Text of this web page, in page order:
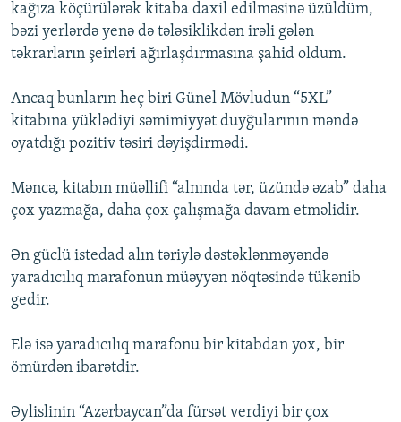
kağıza köçürülərək kitaba daxil edilməsinə üzüldüm,
bəzi yerlərdə yenə də tələsiklikdən irəli gələn
təkrarların şeirləri ağırlaşdırmasına şahid oldum.
Ancaq bunların heç biri Günel Mövludun “5XL”
kitabına yüklədiyi səmimiyyət duyğularının məndə
oyatdığı pozitiv təsiri dəyişdirmədi.
Məncə, kitabın müəllifi “alnında tər, üzündə əzab” daha
çox yazmağa, daha çox çalışmağa davam etməlidir.
Ən güclü istedad alın təriylə dəstəklənməyəndə
yaradıcılıq marafonun müəyyən nöqtəsində tükənib
gedir.
Elə isə yaradıcılıq marafonu bir kitabdan yox, bir
ömürdən ibarətdir.
Əylislinin “Azərbaycan”da fürsət verdiyi bir çox